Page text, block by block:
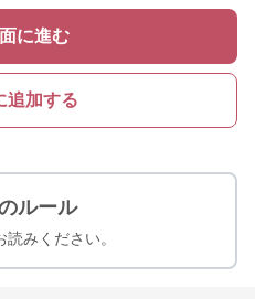
に進む
追加する
ルール
みください。